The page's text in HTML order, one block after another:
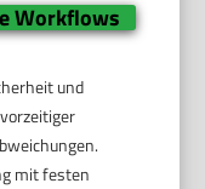
Workflows
und
mit festen